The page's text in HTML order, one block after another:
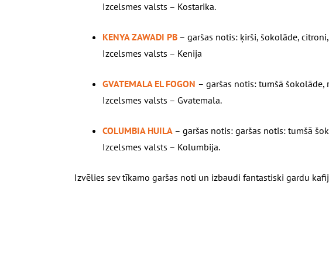
Izcelsmes valsts – Kostarika.
KENYA ZAWADI PB– garšas notis: ķirši, šokolāde,
Izcelsmes valsts – Kenija
GVATEMALA EL FOGON – garšas notis: tumšā šokolāde,
Izcelsmes valsts – Gvatemala.
COLUMBIA HUILA – garšas notis: garšas notis: tumšā
Izcelsmes valsts – Kolumbija.
Izvēlies sev tīkamo garšas noti un izbaudi fantastiski gardu